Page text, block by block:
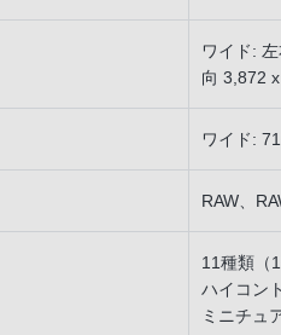
ワイド:
向 3,872
ワイド:
RAW、
11種類（
ハイコン
ミニチュ